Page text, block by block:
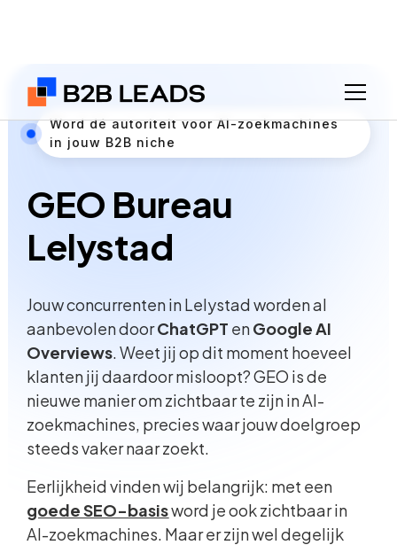
Word dé autoriteit voor AI-zoekmachines
in jouw B2B niche
GEO Bureau
Lelystad
Jouw concurrenten in Lelystad worden al
aanbevolen doorChatGPT enGoogle AI
Overviews. Weet jij op dit moment hoeveel
klanten jij daardoor misloopt? GEO is de
nieuwe manier om zichtbaar te zijn in AI-
zoekmachines, precies waar jouw doelgroep
steeds vaker naar zoekt.
Eerlijkheid vinden wij belangrijk: met een
goede SEO-basisword je ook zichtbaar in
AI-zoekmachines. Maar er zijn wel degelijk